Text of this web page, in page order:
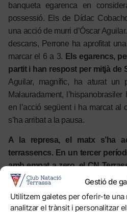
Gestió de
Utilitzem galetes per oferir-te
analitzar el trànsit i personalitzar
banqueta egarenca en
possessió. Els de Dídac
una acció de murri d’Óscar
descans, Perrone ha aprofitat
marcar el 6 a 3. Els egarencs,
partit i han respost per mitjà de
Aguilar, magnífic, ha aturat un
Malauradament,
en l’acció següent i ha marcat al
s’ha arribat a la pausa.
A la represa, el matx s’ha
terrassencs. En un tercer
amb empat a zero, el CN
jugadors clau.Mitjan quart,
Sanahuja ha estat castigat amb